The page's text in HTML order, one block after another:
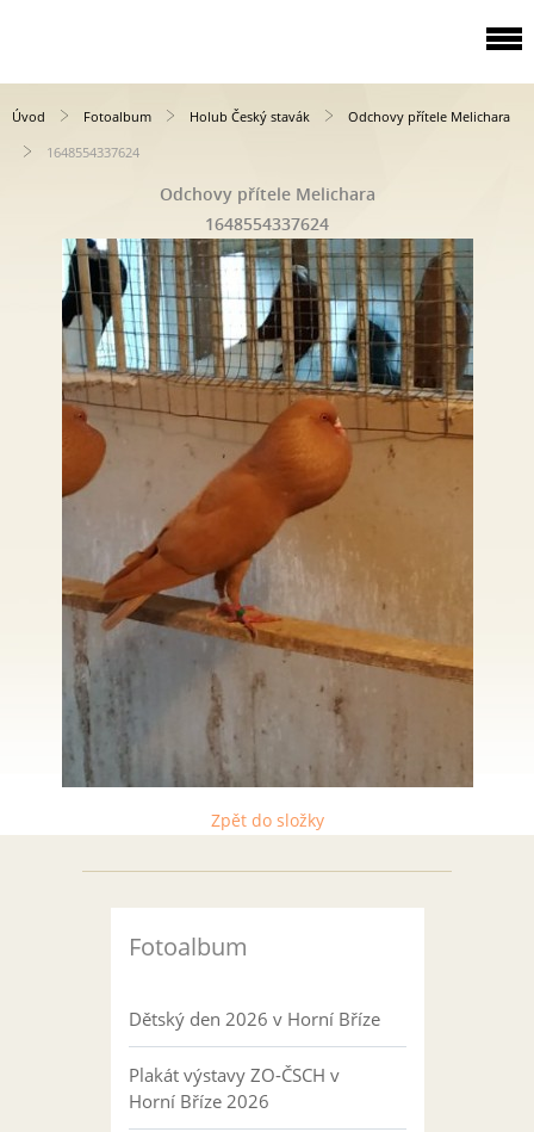
Úvod Fotoalbum Holub Český stavák
Odchovy přítele Melichara
1648554337624
Odchovy přítele Melichara
1648554337624
Zpět do složky
Fotoalbum
Dětský den 2026 v Horní Bříze
Plakát výstavy ZO-ČSCH v
Horní Bříze 2026